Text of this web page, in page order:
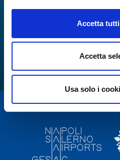
Accetta
Accetta
Usa solo i